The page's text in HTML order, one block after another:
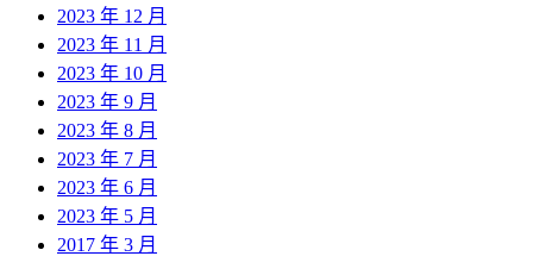
2023 年 12 月
2023 年 11 月
2023 年 10 月
2023 年 9 月
2023 年 8 月
2023 年 7 月
2023 年 6 月
2023 年 5 月
2017 年 3 月